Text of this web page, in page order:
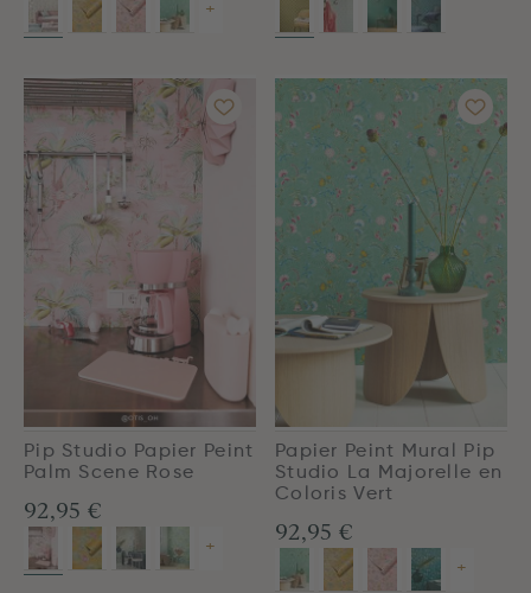
+
Pip Studio Papier Peint
Palm Scene Rose
92,95 €
+
Papier Peint Mural Pip
Studio La Majorelle en
Coloris Vert
92,95 €
+